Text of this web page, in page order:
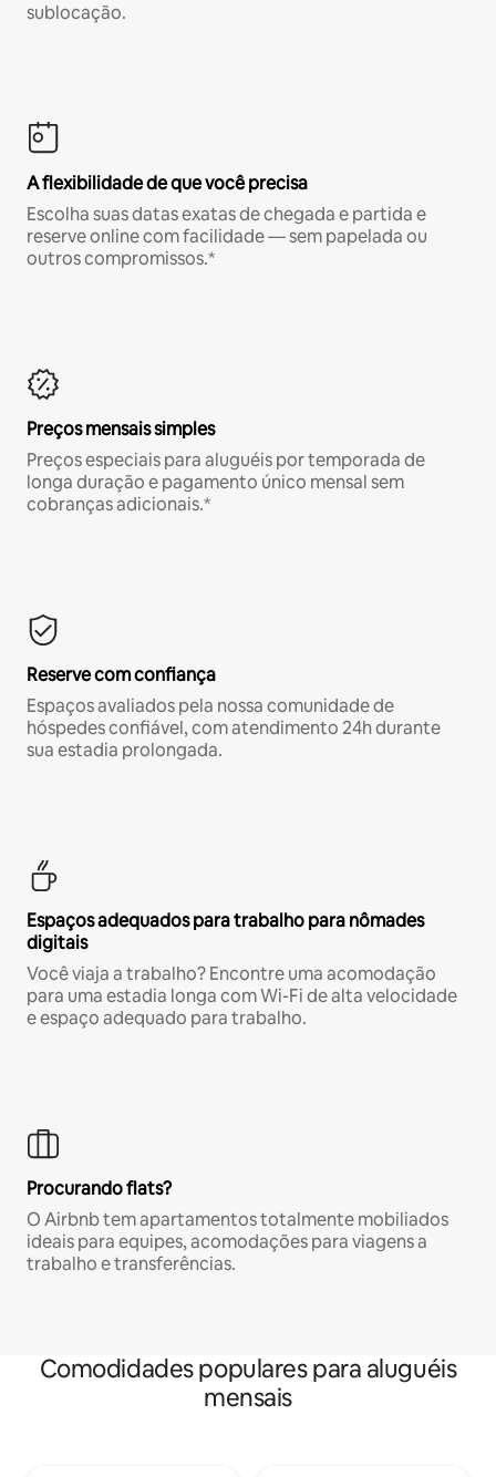
sublocação.
A flexibilidade de que você precisa
Escolha suas datas exatas de chegada e partida e
reserve online com facilidade — sem papelada ou
outros compromissos.*
Preços mensais simples
Preços especiais para aluguéis por temporada de
longa duração e pagamento único mensal sem
cobranças adicionais.*
Reserve com confiança
Espaços avaliados pela nossa comunidade de
hóspedes confiável, com atendimento 24h durante
sua estadia prolongada.
Espaços adequados para trabalho para nômades
digitais
Você viaja a trabalho? Encontre uma acomodação
para uma estadia longa com Wi-Fi de alta velocidade
e espaço adequado para trabalho.
Procurando flats?
O Airbnb tem apartamentos totalmente mobiliados
ideais para equipes, acomodações para viagens a
trabalho e transferências.
Comodidades populares para aluguéis
mensais